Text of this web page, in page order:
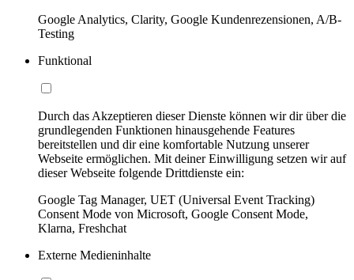
Google Analytics, Clarity, Google Kundenrezensionen, A/B-
Testing
Funktional
Durch das Akzeptieren dieser Dienste können wir dir über die
grundlegenden Funktionen hinausgehende Features
bereitstellen und dir eine komfortable Nutzung unserer
Webseite ermöglichen. Mit deiner Einwilligung setzen wir auf
dieser Webseite folgende Drittdienste ein:
Google Tag Manager, UET (Universal Event Tracking)
Consent Mode von Microsoft, Google Consent Mode,
Klarna, Freshchat
Externe Medieninhalte